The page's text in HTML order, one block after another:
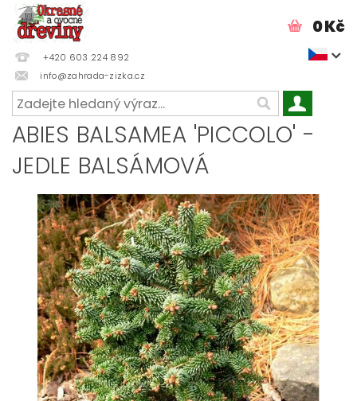
+420 603 224 892
info@zahrada-zizka.cz
0 Kč
ABIES BALSAMEA 'PICCOLO' -
JEDLE BALSÁMOVÁ